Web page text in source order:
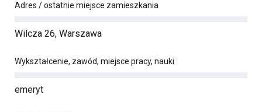
Adres / ostatnie miejsce zamieszkania
Wilcza 26, Warszawa
Wykształcenie, zawód, miejsce pracy, nauki
emeryt